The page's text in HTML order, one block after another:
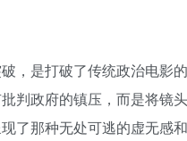
，是打破了传统政治电影
判政府的镇压，而是将镜
了那种无处可逃的虚无感